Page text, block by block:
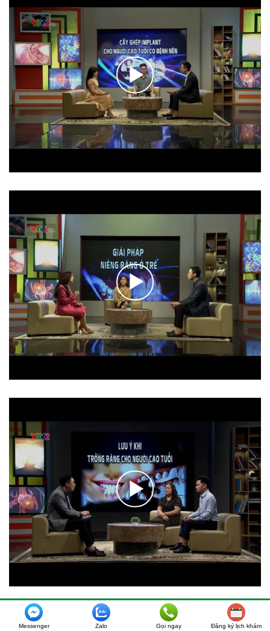
Messenger Zalo Gọi ngay Đăng ký lịch khám